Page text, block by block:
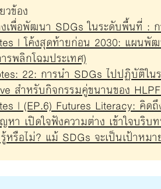
วข้อง
เพื่อพัฒนา SDGs ในระดับพื้นที่ :
| โค้งสุดท้ายก่อน 2030: แผนพั
พลิกโฉมประเทศ)
22: การนำ SDGs ไปปฏิบัติใ
สำหรับกิจกรรมคู่ขนานของ
| (EP.6) Futures Literacy: คิด
หา เปิดใจฟังความต่าง เข้าใจบริบ
หรือไม่? แม้ SDGs จะเป็นเป้าหม